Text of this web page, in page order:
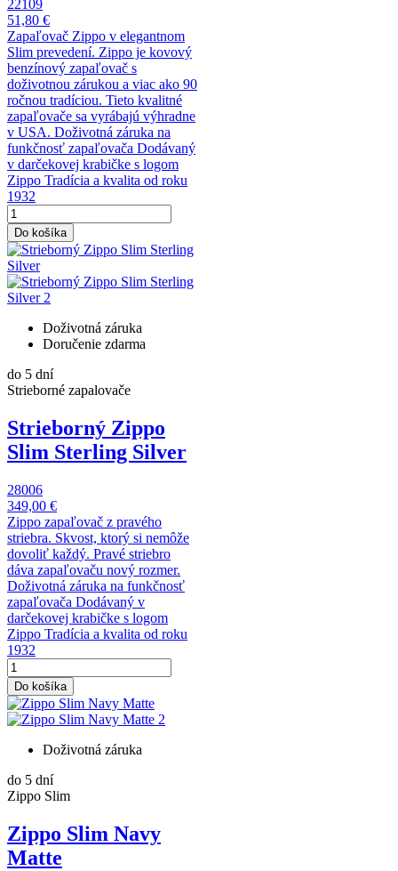
22109
51,80 €
Zapaľovač Zippo v elegantnom
Slim prevedení. Zippo je kovový
benzínový zapaľovač s
doživotnou zárukou a viac ako 90
ročnou tradíciou. Tieto kvalitné
zapaľovače sa vyrábajú výhradne
v USA. Doživotná záruka na
funkčnosť zapaľovača Dodávaný
v darčekovej krabičke s logom
Zippo Tradícia a kvalita od roku
1932
Do košíka
Doživotná záruka
Doručenie zdarma
do 5 dní
Strieborné zapalovače
Strieborný Zippo
Slim Sterling Silver
28006
349,00 €
Zippo zapaľovač z pravého
striebra. Skvost, ktorý si nemôže
dovoliť každý. Pravé striebro
dáva zapaľovaču nový rozmer.
Doživotná záruka na funkčnosť
zapaľovača Dodávaný v
darčekovej krabičke s logom
Zippo Tradícia a kvalita od roku
1932
Do košíka
Doživotná záruka
do 5 dní
Zippo Slim
Zippo Slim Navy
Matte